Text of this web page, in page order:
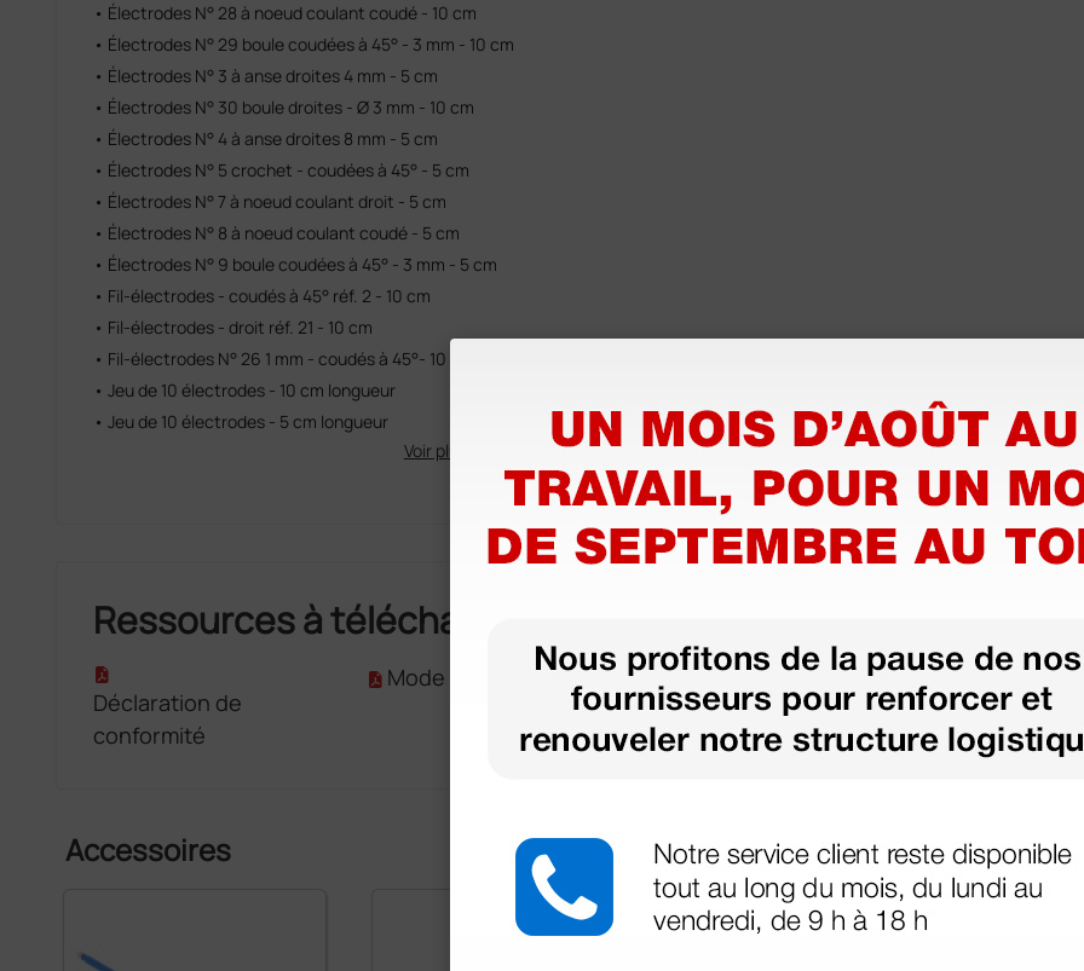
• Électrodes N° 28 à noeud coulant coudé - 10 cm
• Électrodes N° 29 boule coudées à 45° - 3 mm - 10 cm
• Électrodes N° 3 à anse droites 4 mm - 5 cm
• Électrodes N° 30 boule droites - Ø 3 mm - 10 cm
• Électrodes N° 4 à anse droites 8 mm - 5 cm
• Électrodes N° 5 crochet - coudées à 45° - 5 cm
• Électrodes N° 7 à noeud coulant droit - 5 cm
• Électrodes N° 8 à noeud coulant coudé - 5 cm
• Électrodes N° 9 boule coudées à 45° - 3 mm - 5 cm
• Fil-électrodes - coudés à 45° réf. 2 - 10 cm
• Fil-électrodes - droit réf. 21 - 10 cm
• Fil-électrodes N° 26 1 mm - coudés à 45°- 10 cm
• Jeu de 10 électrodes - 10 cm longueur
• Jeu de 10 électrodes - 5 cm longueur
Voir plus
Ressources à télécharger
Déclaration de
conformité
Mode d'emploi
Certificat CE
Déclaration de
conformité
Accessoires